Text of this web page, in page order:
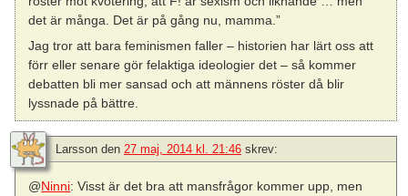
det är många. Det är på gång nu, mamma.”
Jag tror att bara feminismen faller – historien har lärt oss att
förr eller senare gör felaktiga ideologier det – så kommer
debatten bli mer sansad och att männens röster då blir
lyssnade på bättre.
Larsson den 27 maj, 2014 kl. 21:46 skrev:
@Ninni: Visst är det bra att mansfrågor kommer upp, men